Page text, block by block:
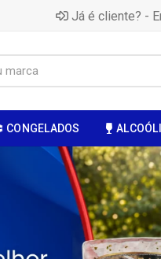
Já é cliente? -
CONGELADOS